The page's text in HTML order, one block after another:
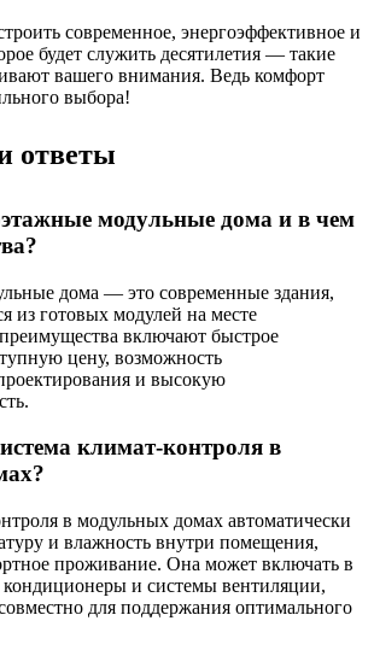
современное, энергоэффективное и
будет служить десятилетия — такие
вашего внимания. Ведь комфорт
выбора!
ответы
модульные дома и в чем
дома — это современные здания,
из готовых модулей на месте
включают быстрое
цену, возможность
и высокую
климат-контроля в
в модульных домах автоматически
и влажность внутри помещения,
проживание. Она может включать в
кондиционеры и системы вентиляции,
для поддержания оптимального